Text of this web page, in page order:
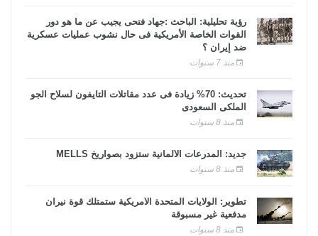
رؤية تحليلية: الباحث :جهاد فتحى يجيب عن ما هو دور
القوات الخاصة الأمريكية فى حال نشوب عمليات عسكرية
ضد إيران ؟
منذ 7 سنوات
تحديث: 70% زيادة فى عدد مقاتلات التايفون لسلاح الجو
الملكى السعودى
منذ 8 سنوات
جديد: المدرعات الألمانية ستزود بصواريخ MELLS
منذ 8 سنوات
تطوير: الولايات المتحدة الأمريكية ستمتلك قوة نيران
مدفعية غير مسبوقة
منذ 8 سنوات